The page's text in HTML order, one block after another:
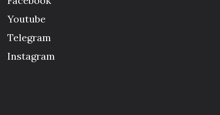
Youtube
Telegram
Instagram